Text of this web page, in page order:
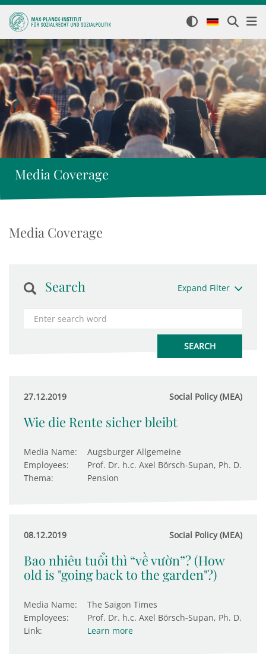
Media Coverage
Media Coverage
Search Expand Filter
27.12.2019 Social Policy (MEA)
Wie die Rente sicher bleibt
Media Name:
Augsburger Allgemeine
Employees:
Prof. Dr. h.c. Axel Börsch-Supan, Ph. D.
Thema:
Pension
08.12.2019 Social Policy (MEA)
Bao nhiêu tuổi thì “về vườn”? (How
old is "going back to the garden"?)
Media Name:
The Saigon Times
Employees:
Prof. Dr. h.c. Axel Börsch-Supan, Ph. D.
Link:
Learn more